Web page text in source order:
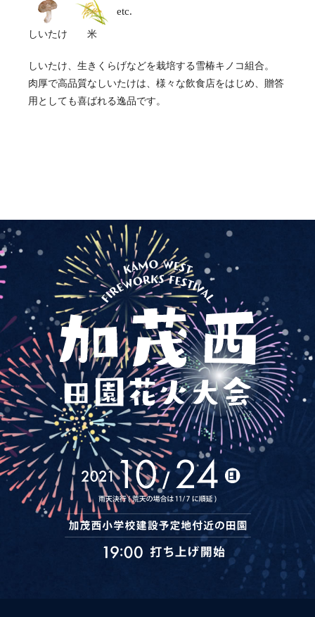
しいたけ 米
etc.
しいたけ、生きくらげなどを栽培する雪椿キノコ組合。
肉厚で高品質なしいたけは、様々な飲食店をはじめ、贈答
用としても喜ばれる逸品です。